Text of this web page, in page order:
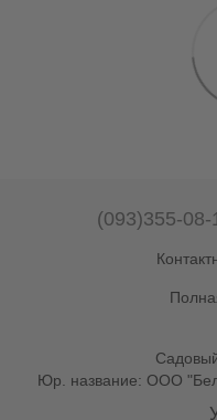
(093)355-08-
Юр. название: ООО